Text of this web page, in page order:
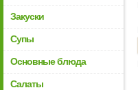
Закуски
Супы
Основные блюда
Салаты